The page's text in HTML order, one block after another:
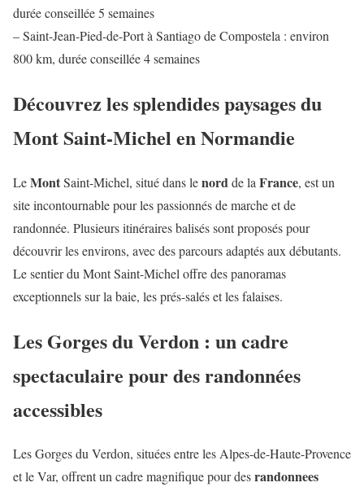
durée conseillée 5 semaines
– Saint-Jean-Pied-de-Port à Santiago de Compostela : environ
800 km, durée conseillée 4 semaines
Découvrez les splendides paysages du
Mont Saint-Michel en Normandie
LeMontSaint-Michel, situé dans lenordde la France, est un
site incontournable pour les passionnés de marche et de
randonnée. Plusieurs itinéraires balisés sont proposés pour
découvrir les environs, avec des parcours adaptés aux débutants.
Le sentier du Mont Saint-Michel offre des panoramas
exceptionnels sur la baie, les prés-salés et les falaises.
Les Gorges du Verdon : un cadre
spectaculaire pour des randonnées
accessibles
Les Gorges du Verdon, situées entre les Alpes-de-Haute-Provence
et le Var, offrent un cadre magnifique pour desrandonnees